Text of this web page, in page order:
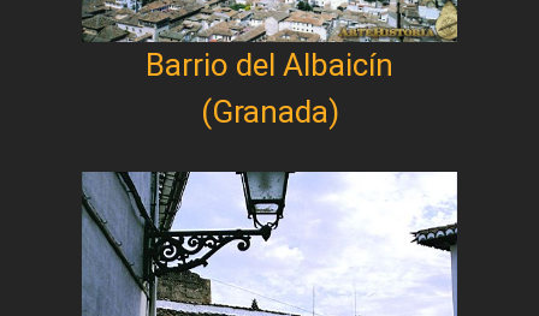
Barrio del Albaicín
(Granada)